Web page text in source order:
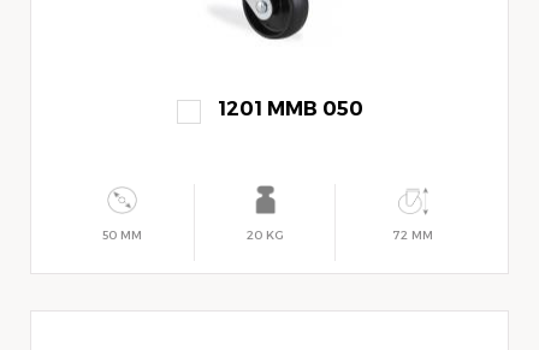
1201 MMB 050
50 MM 20 KG 72 MM